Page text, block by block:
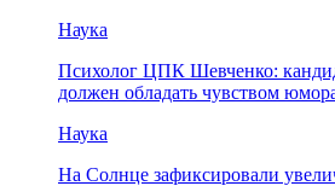
Наука
Психолог ЦПК Шевченко:
должен обладать чувством
Наука
На Солнце зафиксировали